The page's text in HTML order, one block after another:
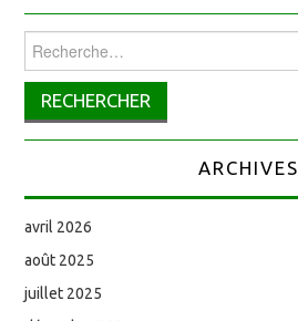
Rechercher :
ARCHIVES
avril 2026
août 2025
juillet 2025